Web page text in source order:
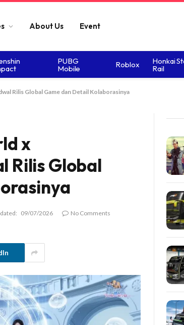
About Us Event
PUBG
Mobile Roblox Honkai
Rail
Rilis Global Game dan Detail Kolaborasinya
x
Rilis Global
09/07/2026
No Comments